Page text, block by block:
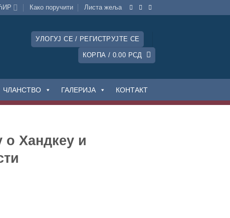
Како поручити Листa жеља
УЛОГУЈ СЕ / РЕГИСТРУЈТЕ СЕ
КОРПА / 0.00 РСД
ЧЛАНСТВО ГАЛЕРИЈА КОНТАКТ
о Хандкеу и